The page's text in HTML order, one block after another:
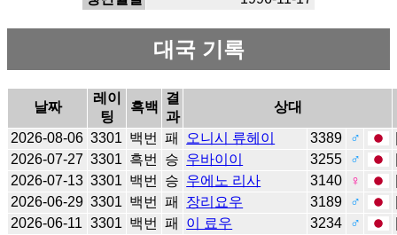
대국 기록
날짜
레이
팅
흑백
결
과
상대
2026-08-06 3301 백번 패 오니시 류헤이 3389 ♂
2026-07-27 3301 흑번 승 우바이이 3255 ♂
2026-07-13 3301 백번 승 우에노 리사 3140 ♀
2026-06-29 3301 백번 패 장리요우 3189 ♂
2026-06-11 3301 백번 패 이 료우 3234 ♂